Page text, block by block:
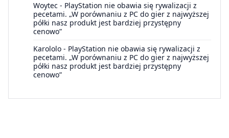
Woytec - PlayStation nie obawia się rywalizacji z
pecetami. „W porównaniu z PC do gier z najwyższej
półki nasz produkt jest bardziej przystępny
cenowo”
Karololo - PlayStation nie obawia się rywalizacji z
pecetami. „W porównaniu z PC do gier z najwyższej
półki nasz produkt jest bardziej przystępny
cenowo”